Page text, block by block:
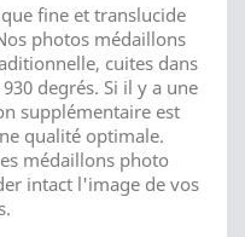
fine et translucide
photos médaillons
cuites dans
degrés. Si il y a une
supplémentaire est
qualité optimale.
médaillons photo
intact l'image de vos